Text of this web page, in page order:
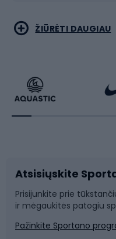
Bėgimas
Dviratininkų
Dviračių dalys
Laipiojimas
Koviniai sportai
Rakečių sportas
Rogutės ir
Snieglenčių sportas
ŽIŪRĖTI DAUGIAU
Atsisiųskite
Prisijunkite prie
ir mėgaukitės patogiu
Pažinkite Sportano